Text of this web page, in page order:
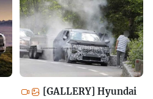
[GALLERY] Hyundai